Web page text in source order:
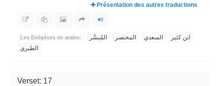
Présentation des autres traductions
Les Exégèses en arabe: المُيسَّر المختصر السعدي
ابن كثير
الطبري
Verset: 17